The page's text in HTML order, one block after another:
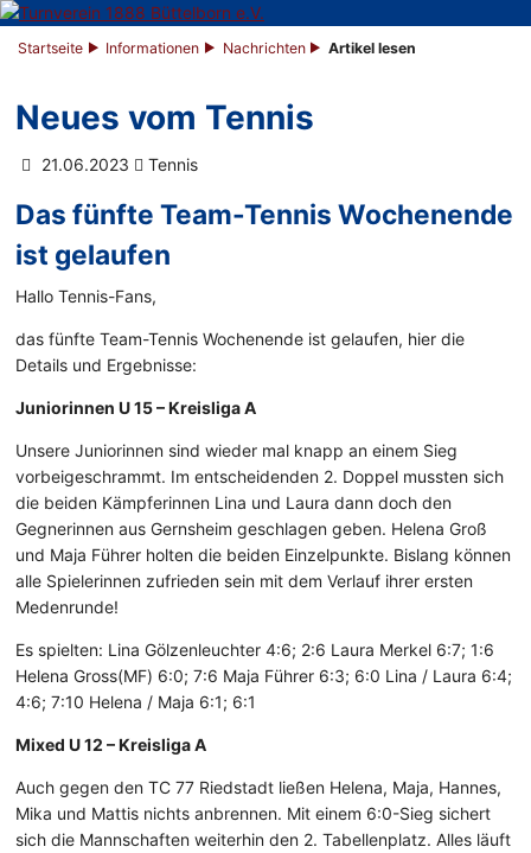
Startseite Informationen Nachrichten Artikel lesen
Neues vom Tennis
21.06.2023 Tennis
Das fünfte Team-Tennis Wochenende
ist gelaufen
Hallo Tennis-Fans,
das fünfte Team-Tennis Wochenende ist gelaufen, hier die
Details und Ergebnisse:
Juniorinnen U 15 – Kreisliga A
Unsere Juniorinnen sind wieder mal knapp an einem Sieg
vorbeigeschrammt. Im entscheidenden 2. Doppel mussten sich
die beiden Kämpferinnen Lina und Laura dann doch den
Gegnerinnen aus Gernsheim geschlagen geben. Helena Groß
und Maja Führer holten die beiden Einzelpunkte. Bislang können
alle Spielerinnen zufrieden sein mit dem Verlauf ihrer ersten
Medenrunde!
Es spielten: Lina Gölzenleuchter 4:6; 2:6 Laura Merkel 6:7; 1:6
Helena Gross(MF) 6:0; 7:6 Maja Führer 6:3; 6:0 Lina / Laura 6:4;
4:6; 7:10 Helena / Maja 6:1; 6:1
Mixed U 12 – Kreisliga A
Auch gegen den TC 77 Riedstadt ließen Helena, Maja, Hannes,
Mika und Mattis nichts anbrennen. Mit einem 6:0-Sieg sichert
sich die Mannschaften weiterhin den 2. Tabellenplatz. Alles läuft